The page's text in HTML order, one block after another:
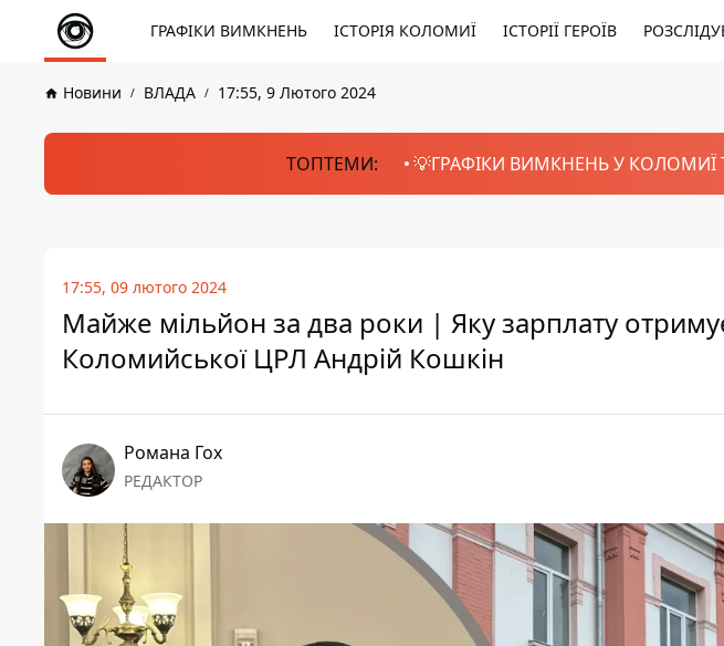
ГРАФІКИ ВИМКНЕНЬ ІСТОРІЯ КОЛОМИЇ ІСТОРІЇ ГЕРОЇВ
Новини ВЛАДА 17:55, 9 Лютого 2024
ТОПТЕМИ: 💡ГРАФІКИ ВИМКНЕНЬ У КОЛОМИЇ
17:55, 09 лютого 2024
Майже мільйон за два роки | Яку зарплату
Коломийської ЦРЛ Андрій Кошкін
Романа Гох
РЕДАКТОР